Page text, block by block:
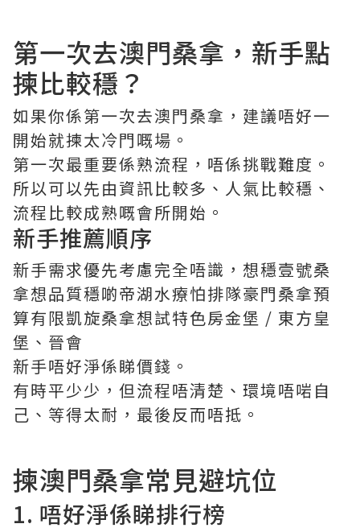
第一次去澳門桑拿，新手點
揀比較穩？
如果你係第一次去澳門桑拿，建議唔好一
開始就揀太冷門嘅場。
第一次最重要係熟流程，唔係挑戰難度。
所以可以先由資訊比較多、人氣比較穩、
流程比較成熟嘅會所開始。
新手推薦順序
新手需求優先考慮完全唔識，想穩壹號桑
拿想品質穩啲帝湖水療怕排隊豪門桑拿預
算有限凱旋桑拿想試特色房金堡 / 東方皇
堡、晉會
新手唔好淨係睇價錢。
有時平少少，但流程唔清楚、環境唔啱自
己、等得太耐，最後反而唔抵。
揀澳門桑拿常見避坑位
1. 唔好淨係睇排行榜